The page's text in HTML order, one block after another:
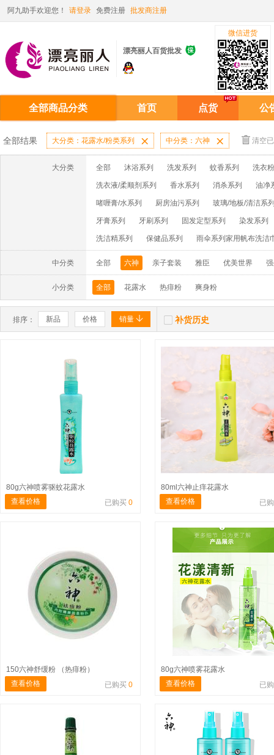
阿九助手欢迎您！ 请登录 免费注册 批发商注册
漂亮丽人百货批发 
微信进货
全部商品分类 首页 点货 公
全部结果 大分类：花露水/粉类系列  中分类：六神  清空
大分类 全部 沐浴系列 洗发系列 蚊香系列 洗衣
洗衣液/柔顺剂系列 香水系列 消杀系列 油净
啫喱膏/水系列 厨房油污系列 玻璃/地板/清洁系
牙膏系列 牙刷系列 固发定型系列 染发系列
洗洁精系列 保健品系列 雨伞系列家用帆布洗洁
中分类 全部 六神 亲子套装 雅臣 优美世界
小分类 全部 花露水 热痱粉 爽身粉
排序： 新品 价格 销量   补货历史
80g六神喷雾驱蚊花露水
查看价格
已购买 0
80ml六神止痒花露水
查看价格
已
150六神舒缓粉 （热痱粉）
查看价格
已购买 0
80g六神喷雾花露水
查看价格
已